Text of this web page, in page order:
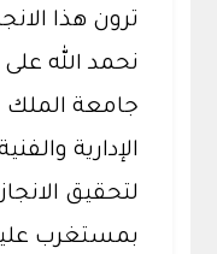
ترون هذا
نحمد الله على
جامعة الملك
الإدارية
لتحقيق
بمستغرب